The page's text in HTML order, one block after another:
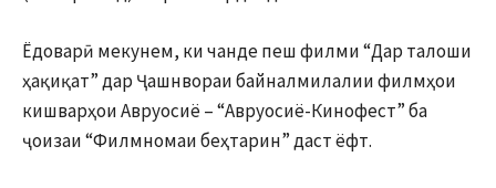
Ёдоварӣ мекунем, ки чанде пеш филми “Дар талоши
ҳақиқат” дар Ҷашнвораи байналмилалии филмҳои
кишварҳои Авруосиё – “Авруосиё-Кинофест” ба
ҷоизаи “Филмномаи беҳтарин” даст ёфт.